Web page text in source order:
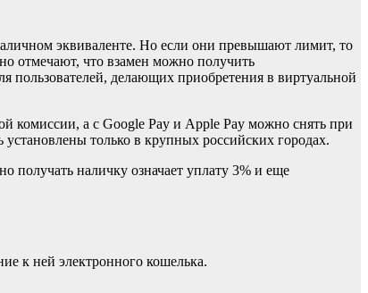
эквиваленте. Но если они превышают лимит, то
отмечают, что взамен можно получить
пользователей, делающих приобретения в виртуальной
комиссии, а с Google Pay и Apple Pay можно снять при
только в крупных российских городах.
получать наличку означает уплату 3% и еще
к ней электронного кошелька.